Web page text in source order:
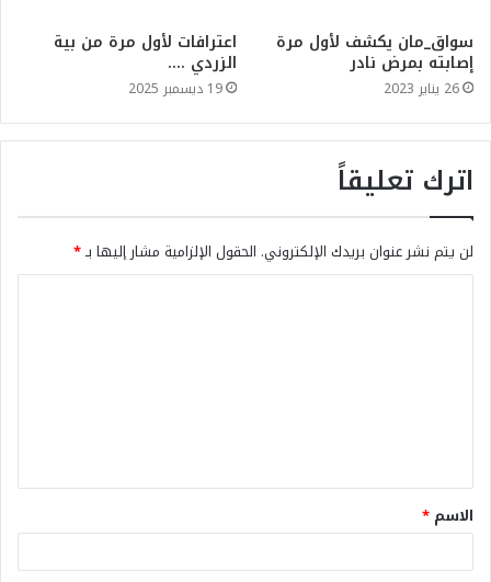
سواق_مان يكشف لأول مرة
إصابته بمرض نادر
26 يناير 2023
اعترافات لأول مرة من بية
الزردي ….
19 ديسمبر 2025
اترك تعليقاً
لن يتم نشر عنوان بريدك الإلكتروني. الحقول الإلزامية مشار إليها بـ*
الاسم *